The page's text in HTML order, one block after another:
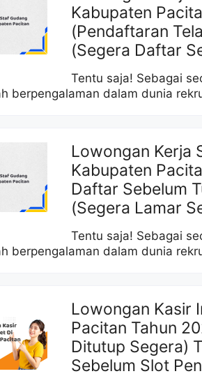
Kabupaten
(Pendaftaran
(Segera Daftar
Tentu saja! Sebagai
berpengalaman dalam dunia
Lowongan Kerja
Kabupaten
Daftar Sebelum
(Segera Lamar
Tentu saja! Sebagai
berpengalaman dalam dunia
Lowongan Kasir
Pacitan Tahun
Ditutup Segera)
Sebelum Slot